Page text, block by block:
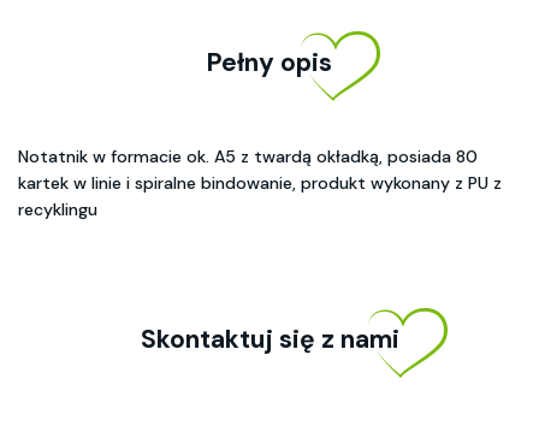
Pełny opis
Notatnik w formacie ok. A5 z twardą okładką, posiada 80
kartek w linie i spiralne bindowanie, produkt wykonany z PU z
recyklingu
Skontaktuj się z nami